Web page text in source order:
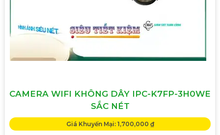
CAMERA WIFI KHÔNG DÂY IPC-K7FP-3H0WE
SẮC NÉT
Giá Khuyến Mại: 1,700,000 ₫